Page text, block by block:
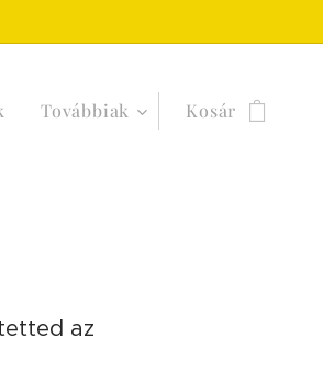
Továbbiak Kosár
az